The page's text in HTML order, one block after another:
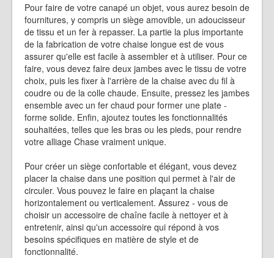
Pour faire de votre canapé un objet, vous aurez besoin de
fournitures, y compris un siège amovible, un adoucisseur
de tissu et un fer à repasser. La partie la plus importante
de la fabrication de votre chaise longue est de vous
assurer qu'elle est facile à assembler et à utiliser. Pour ce
faire, vous devez faire deux jambes avec le tissu de votre
choix, puis les fixer à l'arrière de la chaise avec du fil à
coudre ou de la colle chaude. Ensuite, pressez les jambes
ensemble avec un fer chaud pour former une plate -
forme solide. Enfin, ajoutez toutes les fonctionnalités
souhaitées, telles que les bras ou les pieds, pour rendre
votre alliage Chase vraiment unique.
Pour créer un siège confortable et élégant, vous devez
placer la chaise dans une position qui permet à l'air de
circuler. Vous pouvez le faire en plaçant la chaise
horizontalement ou verticalement. Assurez - vous de
choisir un accessoire de chaîne facile à nettoyer et à
entretenir, ainsi qu'un accessoire qui répond à vos
besoins spécifiques en matière de style et de
fonctionnalité.